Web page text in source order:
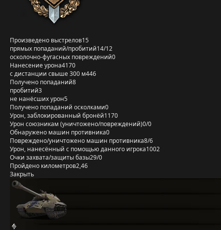
Произведено выстрелов15
прямых попаданий/пробитий14/12
осколочно-фугасных повреждений0
Нанесение урона4170
с дистанции свыше 300 м446
Получено попаданий8
пробитий3
не нанёсших урон5
Получено попаданий осколками0
Урон, заблокированный бронёй1170
Урон союзникам (уничтожено/повреждений)0/0
Обнаружено машин противника0
Повреждено/уничтожено машин противника8/6
Урон, нанесённый с помощью данного игрока1002
Очки захвата/защиты базы29/0
Пройдено километров2,46
Закрыть